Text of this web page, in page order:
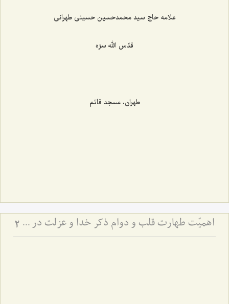
علامه حاج سید محمدحسين حسینی طهرانی
قدّس الله سرّه
طهران، مسجد قائم
اهمیّت طهارت قلب و دوام ذکر خدا و عزلت در سیروسلوک 2